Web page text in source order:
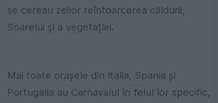
se cereau zeilor reîntoarcerea căldurii,
Soarelui și a vegetației.
Mai toate orașele din Italia, Spania și
Portugalia au Carnavalul în felul lor specific,